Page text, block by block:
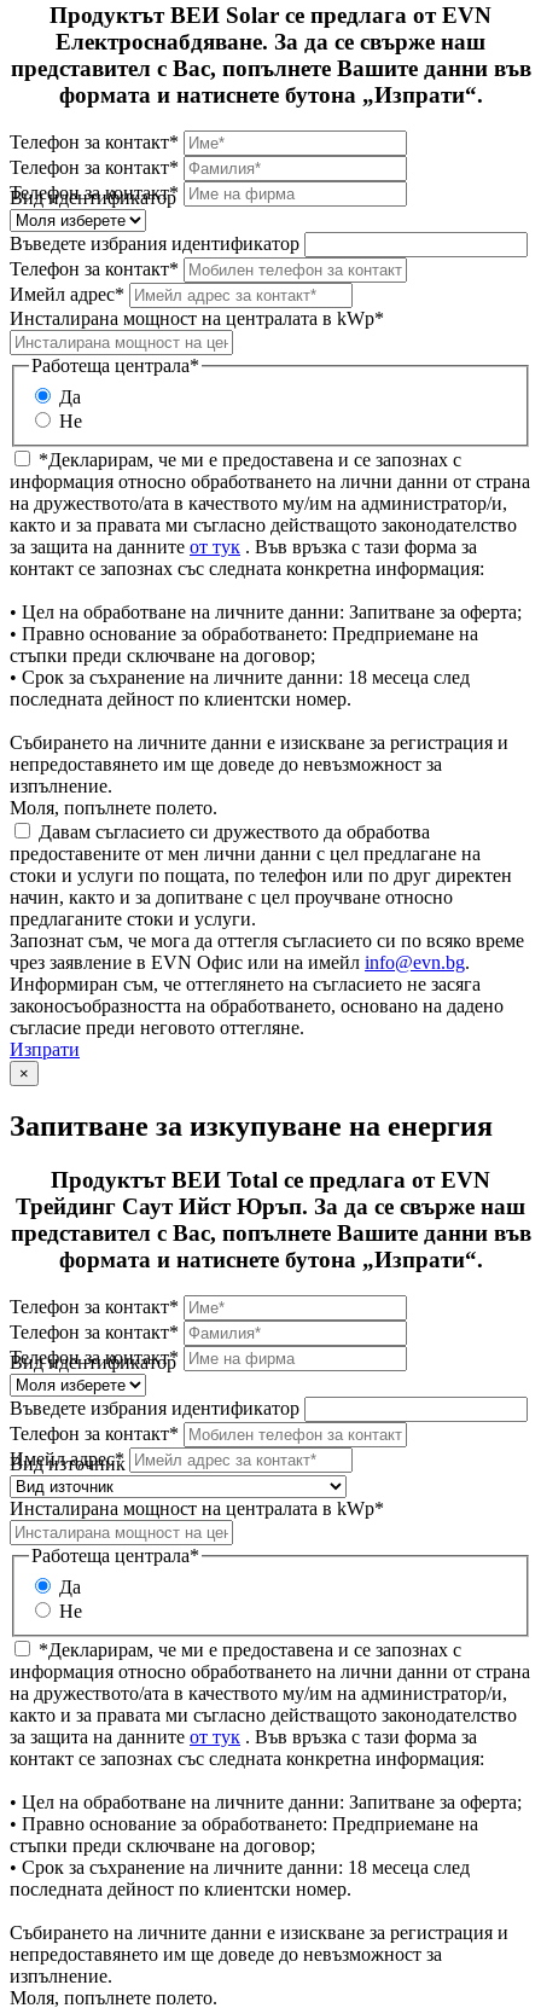
Продуктът ВЕИ Solar се предлага от EVN
Електроснабдяване. За да се свърже наш
представител с Вас, попълнете Вашите данни във
формата и натиснете бутона „Изпрати“.
Телефон за контакт*
Телефон за контакт*
Телефон за контакт*
Вид идентификатор
Въведете избрания идентификатор
Телефон за контакт*
Имейл адрес*
Инсталирана мощност на централата в kWp*
Работеща централа*
Да
Не
*Декларирам, че ми е предоставена и се запознах с
информация относно обработването на лични данни от страна
на дружеството/ата в качеството му/им на администратор/и,
както и за правата ми съгласно действащото законодателство
за защита на данните от тук . Във връзка с тази форма за
контакт се запознах със следната конкретна информация:
• Цел на обработване на личните данни: Запитване за оферта;
• Правно основание за обработването: Предприемане на
стъпки преди сключване на договор;
• Срок за съхранение на личните данни: 18 месеца след
последната дейност по клиентски номер.
Събирането на личните данни е изискване за регистрация и
непредоставянето им ще доведе до невъзможност за
изпълнение.
Моля, попълнете полето.
Давам съгласието си дружеството да обработва
предоставените от мен лични данни с цел предлагане на
стоки и услуги по пощата, по телефон или по друг директен
начин, както и за допитване с цел проучване относно
предлаганите стоки и услуги.
Запознат съм, че мога да оттегля съгласието си по всяко време
чрез заявление в EVN Офис или на имейл info@evn.bg.
Информиран съм, че оттеглянето на съгласието не засяга
законосъобразността на обработването, основано на дадено
съгласие преди неговото оттегляне.
Изпрати
×
Запитване за изкупуване на енергия
Продуктът ВЕИ Total се предлага от EVN
Трейдинг Саут Ийст Юръп. За да се свърже наш
представител с Вас, попълнете Вашите данни във
формата и натиснете бутона „Изпрати“.
Телефон за контакт*
Телефон за контакт*
Телефон за контакт*
Вид идентификатор
Въведете избрания идентификатор
Телефон за контакт*
Имейл адрес*
Вид източник
Инсталирана мощност на централата в kWp*
Работеща централа*
Да
Не
*Декларирам, че ми е предоставена и се запознах с
информация относно обработването на лични данни от страна
на дружеството/ата в качеството му/им на администратор/и,
както и за правата ми съгласно действащото законодателство
за защита на данните от тук . Във връзка с тази форма за
контакт се запознах със следната конкретна информация:
• Цел на обработване на личните данни: Запитване за оферта;
• Правно основание за обработването: Предприемане на
стъпки преди сключване на договор;
• Срок за съхранение на личните данни: 18 месеца след
последната дейност по клиентски номер.
Събирането на личните данни е изискване за регистрация и
непредоставянето им ще доведе до невъзможност за
изпълнение.
Моля, попълнете полето.